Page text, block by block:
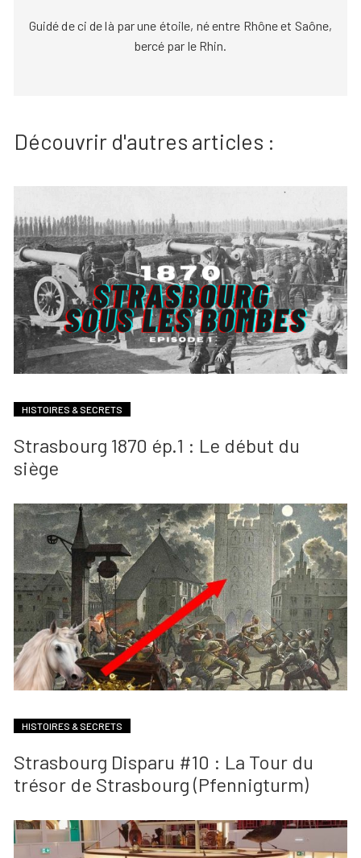
Guidé de ci de là par une étoile, né entre Rhône et Saône,
bercé par le Rhin.
Découvrir d'autres articles :
HISTOIRES & SECRETS
Strasbourg 1870 ép.1 : Le début du
siège
HISTOIRES & SECRETS
Strasbourg Disparu #10 : La Tour du
trésor de Strasbourg (Pfennigturm)